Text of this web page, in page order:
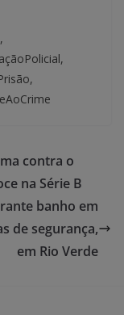
contra o
na Série B
banho em
de segurança,
em Rio Verde